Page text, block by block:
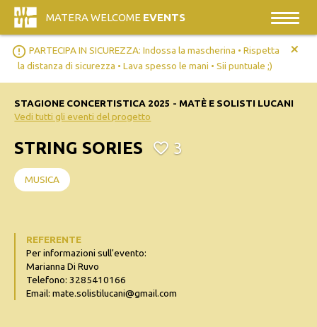
MATERA WELCOME EVENTS
error_outline PARTECIPA IN SICUREZZA: Indossa la mascherina • Rispetta
la distanza di sicurezza • Lava spesso le mani • Sii puntuale ;)
+
STAGIONE CONCERTISTICA 2025 - MATÈ E SOLISTI LUCANI
Vedi tutti gli eventi del progetto
STRING SORIES 3
MUSICA
REFERENTE
Per informazioni sull'evento:
Marianna Di Ruvo
Telefono: 3285410166
Email: mate.solistilucani@gmail.com